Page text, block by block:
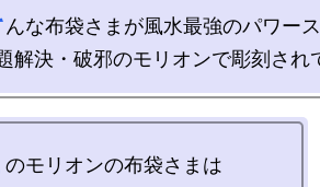
んな布袋さまが風水最強のパワー
のモリオンの布袋さまは